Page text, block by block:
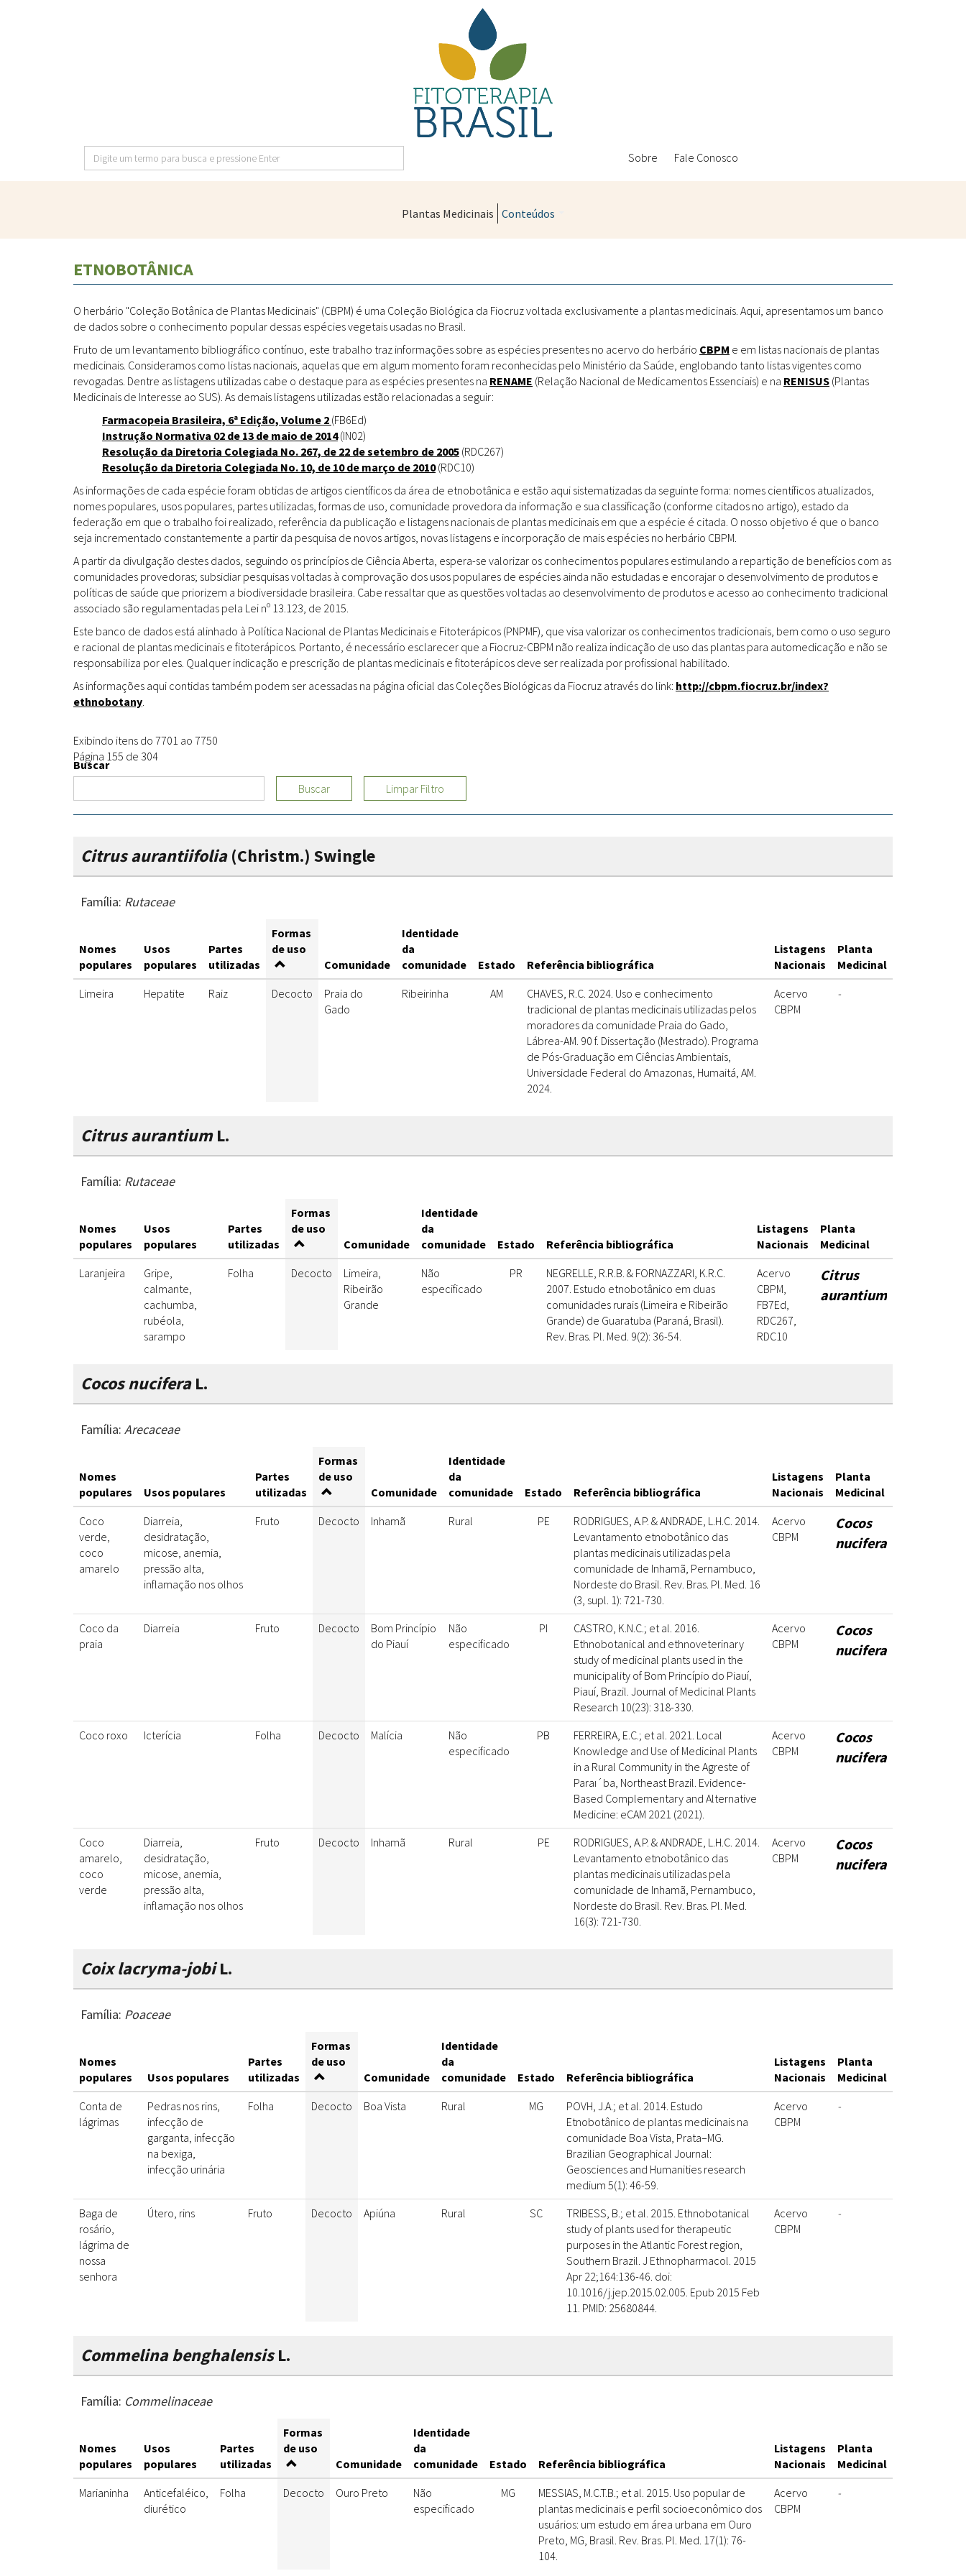
pressione
Enter
Sobre Fale Conosco
Plantas Medicinais Conteúdos
Sanitárias
Políticas
Metodologias
Farmácias Vivas
Medicinais
Conceitos
Livros
Periódicos
Produções Acadêmicas
Todos
Grupos de Pesquisa
Sementes, Mudas &
Plantas
Produto & Indústria Padrões
Fitoterápicos
Educação & Arte
Sites
ETNOBOTÂNICA
O herbário "Coleção Botânica de Plantas Medicinais" (CBPM) é uma Coleção Biológica da Fiocruz voltada exclusivamente a plantas medicinais. Aqui, apresentamos um banco
de dados sobre o conhecimento popular dessas espécies vegetais usadas no Brasil.
Fruto de um levantamento bibliográfico contínuo, este trabalho traz informações sobre as espécies presentes no acervo do herbário CBPM e em listas nacionais de plantas
medicinais. Consideramos como listas nacionais, aquelas que em algum momento foram reconhecidas pelo Ministério da Saúde, englobando tanto listas vigentes como
revogadas. Dentre as listagens utilizadas cabe o destaque para as espécies presentes na RENAME (Relação Nacional de Medicamentos Essenciais) e na RENISUS (Plantas
Medicinais de Interesse ao SUS). As demais listagens utilizadas estão relacionadas a seguir:
Farmacopeia Brasileira, 6ª Edição, Volume 2 (FB6Ed)
Instrução Normativa 02 de 13 de maio de 2014(IN02)
Resolução da Diretoria Colegiada No. 267, de 22 de setembro de 2005 (RDC267)
Resolução da Diretoria Colegiada No. 10, de 10 de março de 2010(RDC10)
As informações de cada espécie foram obtidas de artigos científicos da área de etnobotânica e estão aqui sistematizadas da seguinte forma: nomes científicos atualizados,
nomes populares, usos populares, partes utilizadas, formas de uso, comunidade provedora da informação e sua classificação (conforme citados no artigo), estado da
federação em que o trabalho foi realizado, referência da publicação e listagens nacionais de plantas medicinais em que a espécie é citada. O nosso objetivo é que o banco
seja incrementado constantemente a partir da pesquisa de novos artigos, novas listagens e incorporação de mais espécies no herbário CBPM.
A partir da divulgação destes dados, seguindo os princípios de Ciência Aberta, espera-se valorizar os conhecimentos populares estimulando a repartição de benefícios com as
comunidades provedoras; subsidiar pesquisas voltadas à comprovação dos usos populares de espécies ainda não estudadas e encorajar o desenvolvimento de produtos e
políticas de saúde que priorizem a biodiversidade brasileira. Cabe ressaltar que as questões voltadas ao desenvolvimento de produtos e acesso ao conhecimento tradicional
associado são regulamentadas pela Lei nº 13.123, de 2015.
Este banco de dados está alinhado à Política Nacional de Plantas Medicinais e Fitoterápicos (PNPMF), que visa valorizar os conhecimentos tradicionais, bem como o uso seguro
e racional de plantas medicinais e fitoterápicos. Portanto, é necessário esclarecer que a Fiocruz-CBPM não realiza indicação de uso das plantas para automedicação e não se
responsabiliza por eles. Qualquer indicação e prescrição de plantas medicinais e fitoterápicos deve ser realizada por profissional habilitado.
As informações aqui contidas também podem ser acessadas na página oficial das Coleções Biológicas da Fiocruz através do link: http://cbpm.fiocruz.br/index?
ethnobotany.
Exibindo itens do 7701 ao 7750
Página 155 de 304
Buscar
Buscar
Limpar Filtro
Citrus aurantiifolia(Christm.) Swingle
Família: Rutaceae
Nomes
populares
Usos
populares
Partes
utilizadas
Formas
de uso
Comunidade
Identidade
da
comunidade
Estado Referência bibliográfica
Listagens
Nacionais
Planta
Medicinal
Limeira
Hepatite Raiz Decocto
Praia do
Gado
Ribeirinha AM
CHAVES, R.C. 2024. Uso e conhecimento
tradicional de plantas medicinais utilizadas pelos
moradores da comunidade Praia do Gado,
Lábrea-AM. 90 f. Dissertação (Mestrado). Programa
de Pós-Graduação em Ciências Ambientais,
Universidade Federal do Amazonas, Humaitá, AM.
2024.
Acervo
CBPM
-
Citrus aurantiumL.
Família: Rutaceae
Nomes
populares
Usos
populares
Partes
utilizadas
Formas
de uso
Comunidade
Identidade
da
comunidade
Estado Referência bibliográfica
Listagens
Nacionais
Planta
Medicinal
Laranjeira
Gripe,
calmante,
cachumba,
rubéola,
sarampo
Folha Decocto
Limeira,
Ribeirão
Grande
Não
especificado
PR
NEGRELLE, R.R.B. & FORNAZZARI, K.R.C.
2007. Estudo etnobotânico em duas
comunidades rurais (Limeira e Ribeirão
Grande) de Guaratuba (Paraná, Brasil).
Rev. Bras. Pl. Med. 9(2): 36-54.
Acervo
CBPM,
FB7Ed,
RDC267,
RDC10
Citrus
aurantium
Cocos nuciferaL.
Família: Arecaceae
Nomes
populares
Usos populares
Partes
utilizadas
Formas
de uso
Comunidade
Identidade
da
comunidade
Estado Referência bibliográfica
Listagens
Nacionais
Planta
Medicinal
Coco
verde,
coco
amarelo
Diarreia,
desidratação,
micose, anemia,
pressão alta,
inflamação nos olhos
Fruto Decocto Inhamã Rural PE
RODRIGUES, A.P. & ANDRADE, L.H.C. 2014.
Levantamento etnobotânico das
plantas medicinais utilizadas pela
comunidade de Inhamã, Pernambuco,
Nordeste do Brasil. Rev. Bras. Pl. Med. 16
(3, supl. 1): 721-730.
Acervo
CBPM
Cocos
nucifera
Coco da
praia
Diarreia Fruto Decocto
Bom Princípio
do Piauí
Não
especificado
PI
CASTRO, K.N.C.; et al. 2016.
Ethnobotanical and ethnoveterinary
study of medicinal plants used in the
municipality of Bom Princípio do Piauí,
Piauí, Brazil. Journal of Medicinal Plants
Research 10(23): 318-330.
Acervo
CBPM
Cocos
nucifera
Coco roxo Icterícia Folha Decocto Malícia
Não
especificado
PB
FERREIRA, E.C.; et al. 2021. Local
Knowledge and Use of Medicinal Plants
in a Rural Community in the Agreste of
Paraı´ba, Northeast Brazil. Evidence-
Based Complementary and Alternative
Medicine: eCAM 2021 (2021).
Acervo
CBPM
Cocos
nucifera
Coco
amarelo,
coco
verde
Diarreia,
desidratação,
micose, anemia,
pressão alta,
inflamação nos olhos
Fruto Decocto Inhamã Rural PE
RODRIGUES, A.P. & ANDRADE, L.H.C. 2014.
Levantamento etnobotânico das
plantas medicinais utilizadas pela
comunidade de Inhamã, Pernambuco,
Nordeste do Brasil. Rev. Bras. Pl. Med.
16(3): 721-730.
Acervo
CBPM
Cocos
nucifera
Coix lacryma-jobiL.
Família: Poaceae
Nomes
populares
Usos populares
Partes
utilizadas
Formas
de uso
Comunidade
Identidade
da
comunidade
Estado Referência bibliográfica
Listagens
Nacionais
Planta
Medicinal
Conta de
lágrimas
Pedras nos rins,
infecção de
garganta, infecção
na bexiga,
infecção urinária
Folha Decocto Boa Vista Rural MG
POVH, J.A.; et al. 2014. Estudo
Etnobotânico de plantas medicinais na
comunidade Boa Vista, Prata–MG.
Brazilian Geographical Journal:
Geosciences and Humanities research
medium 5(1): 46-59.
Acervo
CBPM
-
Baga de
rosário,
lágrima de
nossa
senhora
Útero, rins Fruto Decocto Apiúna Rural SC
TRIBESS, B.; et al. 2015. Ethnobotanical
study of plants used for therapeutic
purposes in the Atlantic Forest region,
Southern Brazil. J Ethnopharmacol. 2015
Apr 22;164:136-46. doi:
10.1016/j.jep.2015.02.005. Epub 2015 Feb
11. PMID: 25680844.
Acervo
CBPM
-
Commelina benghalensisL.
Família: Commelinaceae
Nomes
populares
Usos
populares
Partes
utilizadas
Formas
de uso
Comunidade
Identidade
da
comunidade
Estado Referência bibliográfica
Listagens
Nacionais
Planta
Medicinal
Marianinha
Anticefaléico,
diurético
Folha Decocto Ouro Preto
Não
especificado
MG
MESSIAS, M.C.T.B.; et al. 2015. Uso popular de
plantas medicinais e perfil socioeconômico dos
usuários: um estudo em área urbana em Ouro
Preto, MG, Brasil. Rev. Bras. Pl. Med. 17(1): 76-
104.
Acervo
CBPM
-